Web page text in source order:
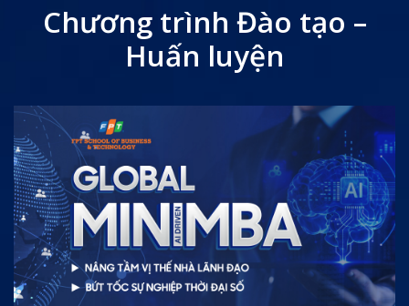
Chương trình Đào tạo –
Huấn luyện